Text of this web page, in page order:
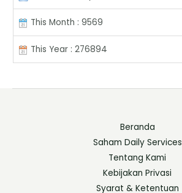
This Month : 9569
This Year : 276894
Beranda
Saham Daily Services
Tentang Kami
Kebijakan Privasi
Syarat & Ketentuan